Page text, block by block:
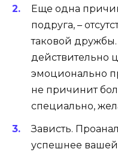
Еще одна
подруга, –
таковой
действительно
эмоционально
не причинит
специально,
Зависть.
успешнее вашей